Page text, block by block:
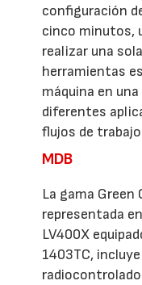
configuración
cinco minutos,
realizar una
herramientas
máquina en
diferentes
flujos de
MDB
La gama Green
representada
LV400X
1403TC,